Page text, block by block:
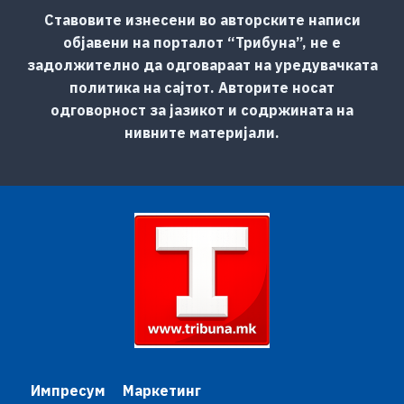
Ставовите изнесени во авторските написи
објавени на порталот “Трибуна”, не е
задолжително да одговараат на уредувачката
политика на сајтот. Авторите носат
одговорност за јазикот и содржината на
нивните материјали.
Импресум Маркетинг